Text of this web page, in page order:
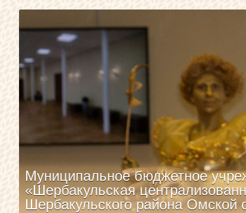
Муниципальное бюджетное
«Шербакульская
Шербакульского района Омской